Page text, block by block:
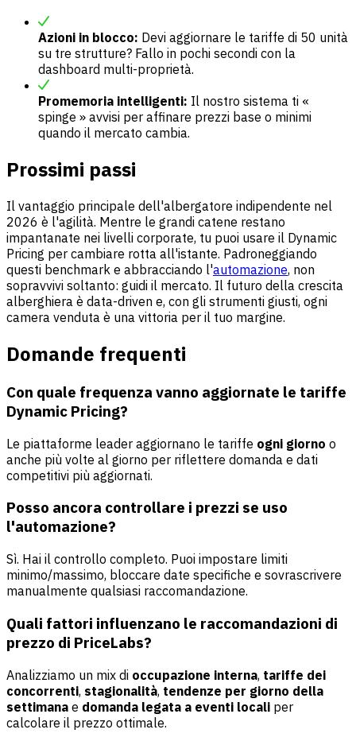
Azioni in blocco: Devi aggiornare le tariffe di 50 unità
su tre strutture? Fallo in pochi secondi con la
dashboard multi-proprietà.
Promemoria intelligenti: Il nostro sistema ti «
spinge » avvisi per affinare prezzi base o minimi
quando il mercato cambia.
Prossimi passi
Il vantaggio principale dell'albergatore indipendente nel
2026 è l'agilità. Mentre le grandi catene restano
impantanate nei livelli corporate, tu puoi usare il Dynamic
Pricing per cambiare rotta all'istante. Padroneggiando
questi benchmark e abbracciando l'automazione, non
sopravvivi soltanto: guidi il mercato. Il futuro della crescita
alberghiera è data-driven e, con gli strumenti giusti, ogni
camera venduta è una vittoria per il tuo margine.
Domande frequenti
Con quale frequenza vanno aggiornate le tariffe
Dynamic Pricing?
Le piattaforme leader aggiornano le tariffe ogni giorno o
anche più volte al giorno per riflettere domanda e dati
competitivi più aggiornati.
Posso ancora controllare i prezzi se uso
l'automazione?
Sì. Hai il controllo completo. Puoi impostare limiti
minimo/massimo, bloccare date specifiche e sovrascrivere
manualmente qualsiasi raccomandazione.
Quali fattori influenzano le raccomandazioni di
prezzo di PriceLabs?
Analizziamo un mix di occupazione interna, tariffe dei
concorrenti, stagionalità, tendenze per giorno della
settimana e domanda legata a eventi locali per
calcolare il prezzo ottimale.